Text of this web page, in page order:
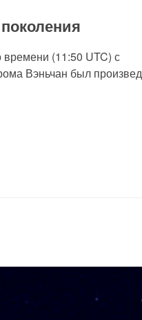
времени (11:50 UTC) с
Вэньчан был